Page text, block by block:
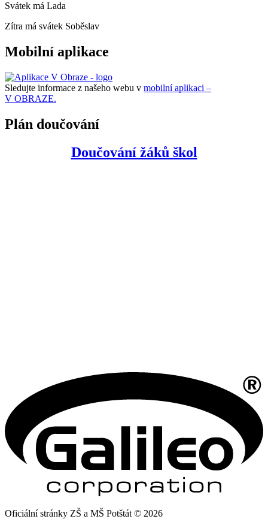
Svátek má Lada
Zítra má svátek Soběslav
Mobilní aplikace
Sledujte informace z našeho webu v mobilní aplikaci –
V OBRAZE.
Plán doučování
Doučování žáků škol
Oficiální stránky ZŠ a MŠ Potštát © 2026